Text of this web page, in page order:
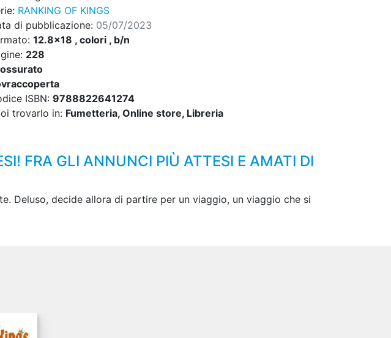
RANKING OF KINGS
di pubblicazione: 05/07/2023
12.8x18 , colori , b/n
228
ISBN: 9788822641274
trovarlo in: Fumetteria, Online store, Libreria
FRA GLI ANNUNCI PIÙ ATTESI E AMATI DI
Deluso, decide allora di partire per un viaggio, un viaggio che si